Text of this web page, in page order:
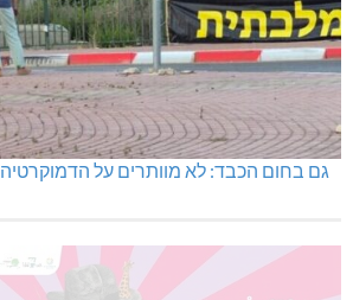
גם בחום הכבד: לא מוותרים על הדמוקרטיה